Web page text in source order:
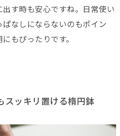
す時も安心ですね。日常使い
なしにならないのもポイン
もぴったりです。
スッキリ置ける楕円鉢